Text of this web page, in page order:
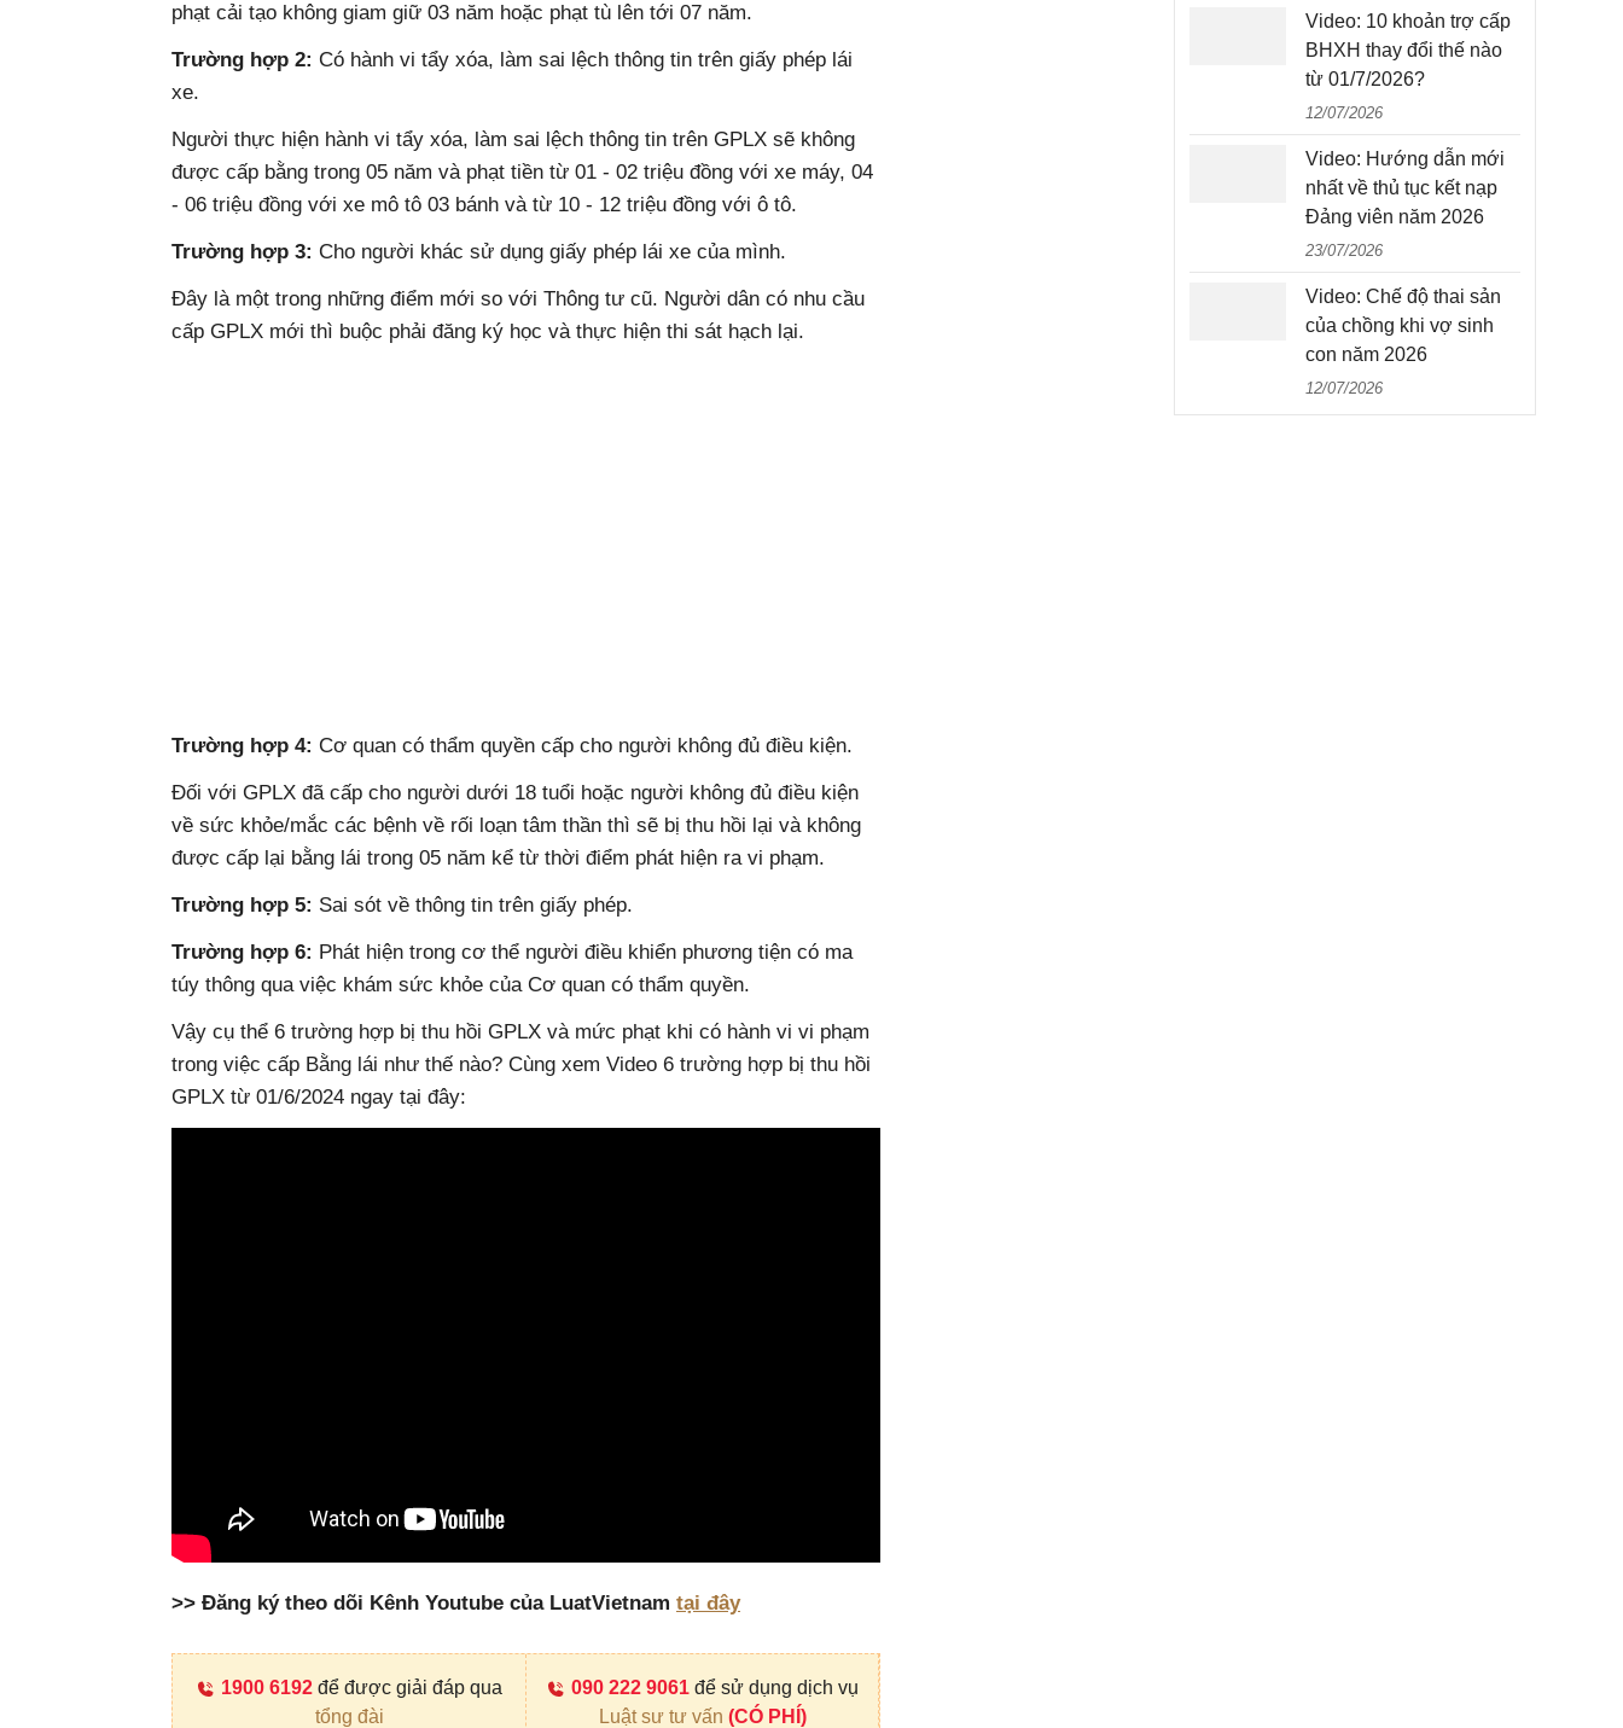
phạt cải tạo không giam giữ 03 năm hoặc phạt tù lên tới 07 năm.
Trường hợp 2: Có hành vi tẩy xóa, làm sai lệch thông tin trên giấy phép lái
xe.
Người thực hiện hành vi tẩy xóa, làm sai lệch thông tin trên GPLX sẽ không
được cấp bằng trong 05 năm và phạt tiền từ 01 - 02 triệu đồng với xe máy, 04
- 06 triệu đồng với xe mô tô 03 bánh và từ 10 - 12 triệu đồng với ô tô.
Trường hợp 3: Cho người khác sử dụng giấy phép lái xe của mình.
Đây là một trong những điểm mới so với Thông tư cũ. Người dân có nhu cầu
cấp GPLX mới thì buộc phải đăng ký học và thực hiện thi sát hạch lại.
Trường hợp 4: Cơ quan có thẩm quyền cấp cho người không đủ điều kiện.
Đối với GPLX đã cấp cho người dưới 18 tuổi hoặc người không đủ điều kiện
về sức khỏe/mắc các bệnh về rối loạn tâm thần thì sẽ bị thu hồi lại và không
được cấp lại bằng lái trong 05 năm kể từ thời điểm phát hiện ra vi phạm.
Trường hợp 5: Sai sót về thông tin trên giấy phép.
Trường hợp 6: Phát hiện trong cơ thể người điều khiển phương tiện có ma
túy thông qua việc khám sức khỏe của Cơ quan có thẩm quyền.
Vậy cụ thể 6 trường hợp bị thu hồi GPLX và mức phạt khi có hành vi vi phạm
trong việc cấp Bằng lái như thế nào? Cùng xem Video 6 trường hợp bị thu hồi
GPLX từ 01/6/2024 ngay tại đây:
>> Đăng ký theo dõi Kênh Youtube của LuatVietnam tại đây
1900 6192 để được giải đáp qua
tổng đài
090 222 9061 để sử dụng dịch vụ
Luật sư tư vấn (CÓ PHÍ)
Video: 10 khoản trợ cấp
BHXH thay đổi thế nào
từ 01/7/2026?
12/07/2026
Video: Hướng dẫn mới
nhất về thủ tục kết nạp
Đảng viên năm 2026
23/07/2026
Video: Chế độ thai sản
của chồng khi vợ sinh
con năm 2026
12/07/2026